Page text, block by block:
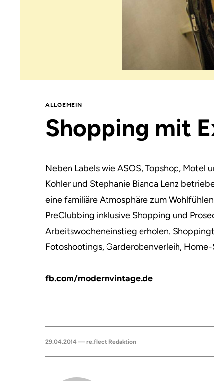
ALLGEMEIN
Shopping mit
Neben Labels wie ASOS, Topshop,
Kohler und Stephanie Bianca Lenz
eine familiäre Atmosphäre zum
PreClubbing inklusive Shopping und
Arbeitswocheneinstieg erholen.
Fotoshootings, Garderobenverleih,
fb.com/modernvintage.de
29.04.2014 — re.flect Redaktion